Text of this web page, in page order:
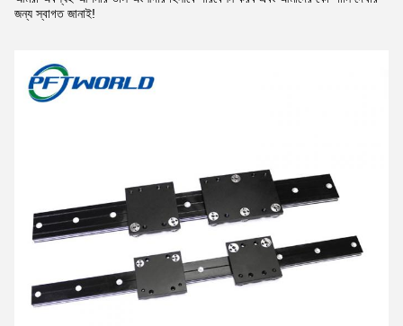
জন্য স্বাগত জানাই!